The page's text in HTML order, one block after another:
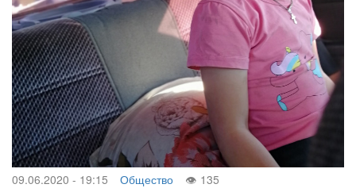
09.06.2020 - 19:15 Общество
135